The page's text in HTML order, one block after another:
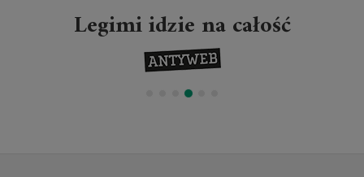
Legimi idzie na całość